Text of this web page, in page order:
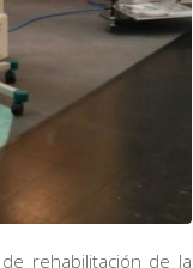
rehabilitación de la